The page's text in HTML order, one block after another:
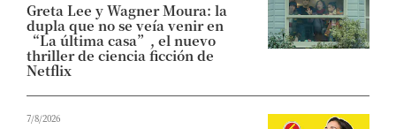
Greta Lee y Wagner Moura: la
dupla que no se veía venir en
“La última casa”, el nuevo
thriller de ciencia ficción de
Netflix
7/8/2026